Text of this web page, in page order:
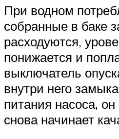
При водном
собранные в баке
расходуются,
понижается и
выключатель
внутри него
питания насоса,
снова начинает